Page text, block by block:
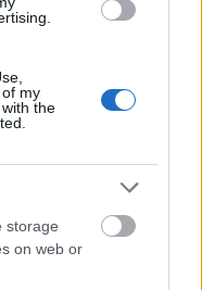
my
the
storage
on web or
ami boldoggá tesz?
munka váltásban,
mivel szeretnének
nem szeretik azt, amit
keresnek állást és